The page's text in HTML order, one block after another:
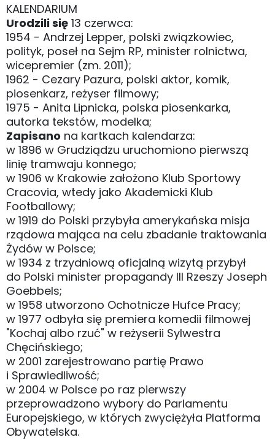
KALENDARIUM
Urodzili się 13 czerwca:
1954 - Andrzej Lepper, polski związkowiec,
polityk, poseł na Sejm RP, minister rolnictwa,
wicepremier (zm. 2011);
1962 - Cezary Pazura, polski aktor, komik,
piosenkarz, reżyser filmowy;
1975 - Anita Lipnicka, polska piosenkarka,
autorka tekstów, modelka;
Zapisano na kartkach kalendarza:
w 1896 w Grudziądzu uruchomiono pierwszą
linię tramwaju konnego;
w 1906 w Krakowie założono Klub Sportowy
Cracovia, wtedy jako Akademicki Klub
Footballowy;
w 1919 do Polski przybyła amerykańska misja
rządowa mająca na celu zbadanie traktowania
Żydów w Polsce;
w 1934 z trzydniową oficjalną wizytą przybył
do Polski minister propagandy III Rzeszy Joseph
Goebbels;
w 1958 utworzono Ochotnicze Hufce Pracy;
w 1977 odbyła się premiera komedii filmowej
"Kochaj albo rzuć" w reżyserii Sylwestra
Chęcińskiego;
w 2001 zarejestrowano partię Prawo
i Sprawiedliwość;
w 2004 w Polsce po raz pierwszy
przeprowadzono wybory do Parlamentu
Europejskiego, w których zwyciężyła Platforma
Obywatelska.